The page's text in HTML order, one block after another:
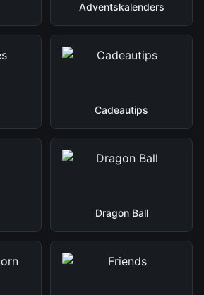
Adventskalenders
Cadeautips
Dragon Ball